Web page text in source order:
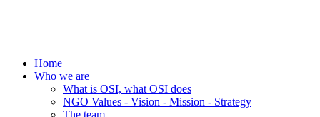
Home
Who we are
What is OSI, what OSI does
NGO Values - Vision - Mission - Strategy
The team